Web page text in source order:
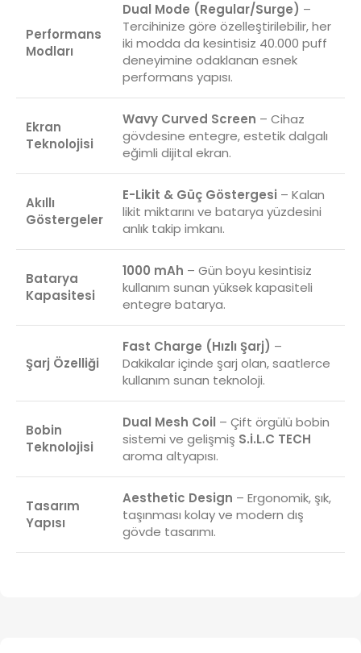
Performans
Modları
Dual Mode (Regular/Surge) –
Tercihinize göre özelleştirilebilir, her
iki modda da kesintisiz 40.000 puff
deneyimine odaklanan esnek
performans yapısı.
Ekran
Teknolojisi
Wavy Curved Screen – Cihaz
gövdesine entegre, estetik dalgalı
eğimli dijital ekran.
Akıllı
Göstergeler
E-Likit & Güç Göstergesi – Kalan
likit miktarını ve batarya yüzdesini
anlık takip imkanı.
Batarya
Kapasitesi
1000 mAh – Gün boyu kesintisiz
kullanım sunan yüksek kapasiteli
entegre batarya.
Şarj Özelliği
Fast Charge (Hızlı Şarj) –
Dakikalar içinde şarj olan, saatlerce
kullanım sunan teknoloji.
Bobin
Teknolojisi
Dual Mesh Coil – Çift örgülü bobin
sistemi ve gelişmiş S.i.L.C TECH
aroma altyapısı.
Tasarım
Yapısı
Aesthetic Design – Ergonomik, şık,
taşınması kolay ve modern dış
gövde tasarımı.